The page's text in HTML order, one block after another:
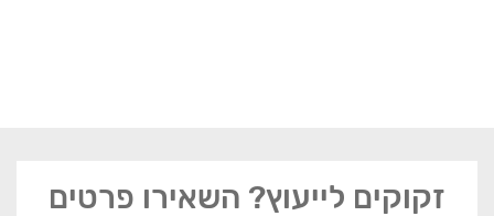
זקוקים לייעוץ? השאירו פרטים